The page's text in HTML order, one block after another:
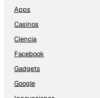
Apps
Casinos
Ciencia
Facebook
Gadgets
Google